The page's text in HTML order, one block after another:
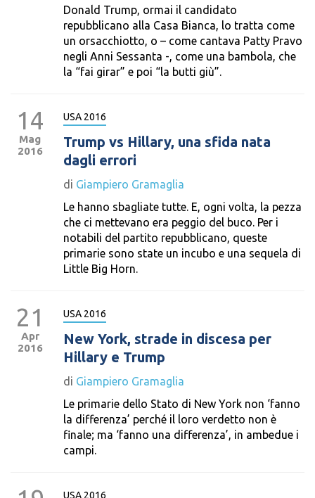
Donald Trump, ormai il candidato
repubblicano alla Casa Bianca, lo tratta come
un orsacchiotto, o – come cantava Patty Pravo
negli Anni Sessanta -, come una bambola, che
la “fai girar” e poi “la butti giù”.
14
Mag
2016
USA 2016
Trump vs Hillary, una sfida nata
dagli errori
di Giampiero Gramaglia
Le hanno sbagliate tutte. E, ogni volta, la pezza
che ci mettevano era peggio del buco. Per i
notabili del partito repubblicano, queste
primarie sono state un incubo e una sequela di
Little Big Horn.
21
Apr
2016
USA 2016
New York, strade in discesa per
Hillary e Trump
di Giampiero Gramaglia
Le primarie dello Stato di New York non ‘fanno
la differenza’ perché il loro verdetto non è
finale; ma ‘fanno una differenza’, in ambedue i
campi.
USA 2016